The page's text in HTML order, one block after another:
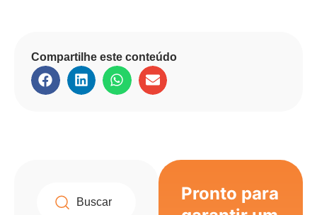
Compartilhe este conteúdo
Pronto para